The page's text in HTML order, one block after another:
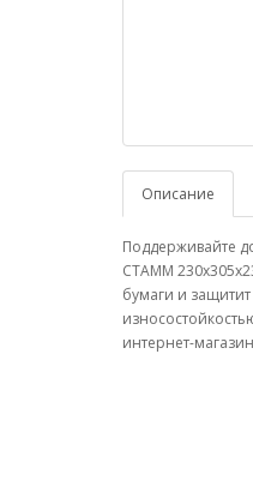
Описание
Поддерживайте
СТАММ
бумаги и
интернет-